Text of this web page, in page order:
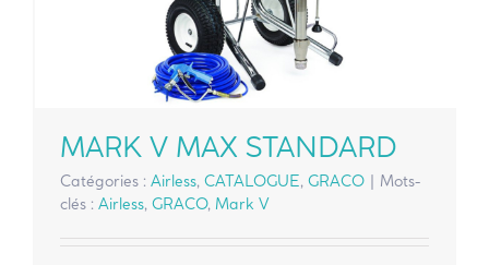
MARK V MAX STANDARD
Catégories : Airless, CATALOGUE, GRACO | Mots-
clés : Airless, GRACO, Mark V